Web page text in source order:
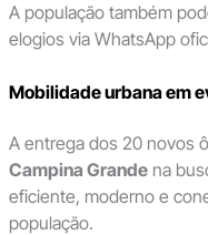
A população também
elogios via WhatsApp
Mobilidade urbana em
A entrega dos 20 novos
Campina Grandena
eficiente, moderno e
população.